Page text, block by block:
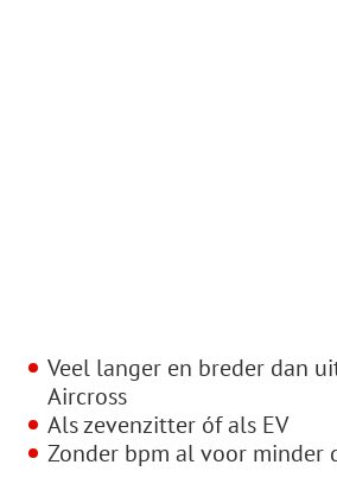
Veel langer en breder dan
Aircross
Als zevenzitter óf als EV
Zonder bpm al voor minder